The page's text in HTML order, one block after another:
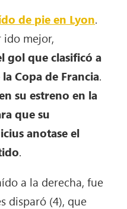
de pie en Lyon.
ido mejor,
gol que clasificó a
Copa de Francia.
su estreno en la
que su
anotase el
.
a la derecha, fue
disparó (4), que